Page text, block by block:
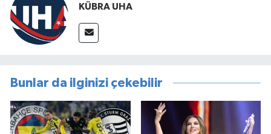
KÜBRA UHA
Bunlar da ilginizi çekebilir